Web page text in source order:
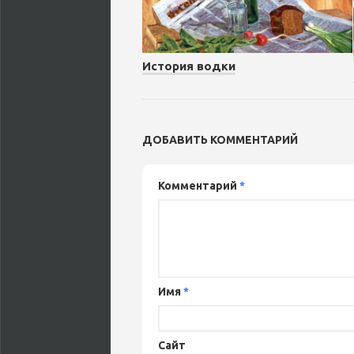
История водки
ДОБАВИТЬ КОММЕНТАРИЙ
Комментарий *
Имя*
Сайт